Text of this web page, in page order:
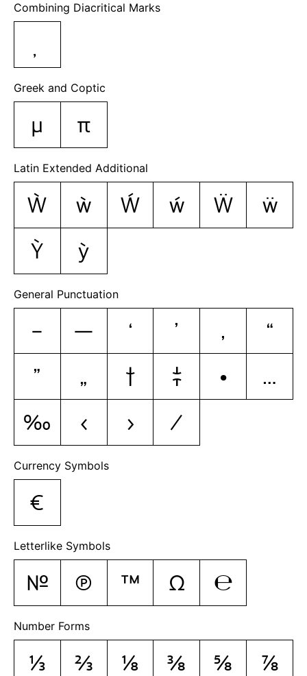
Combining Diacritical Marks
Greek and Coptic
μ π
Latin Extended Additional
Ẁ ẁ Ẃ ẃ Ẅ
ẅ
Ỳ
ỳ
General Punctuation
– — ‘ ’ ‚
“
”
„ † ‡ •
…
‰
‹ › ⁄
Currency Symbols
€
Letterlike Symbols
№ ℗ ™ Ω ℮
Number Forms
⅓ ⅔ ⅛ ⅜ ⅝ ⅞